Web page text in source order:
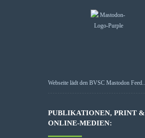
Webseite lädt den BVSC Mastodon Feed...
PUBLIKATIONEN, PRINT &
ONLINE-MEDIEN: